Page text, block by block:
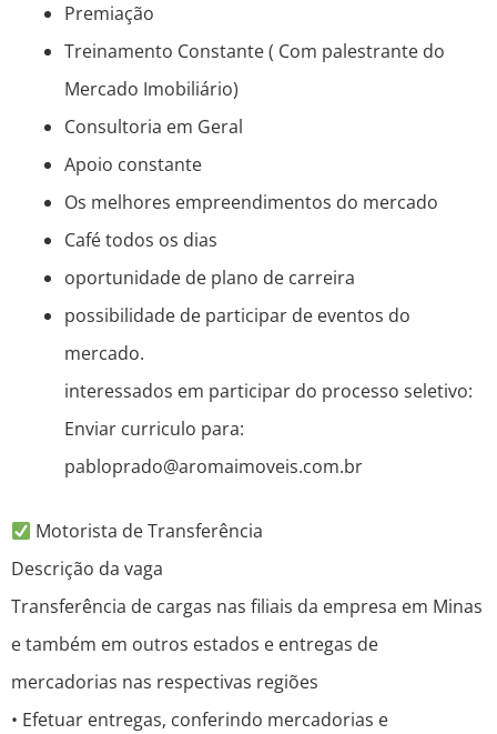
Premiação
Treinamento Constante ( Com palestrante do
Mercado Imobiliário)
Consultoria em Geral
Apoio constante
Os melhores empreendimentos do mercado
Café todos os dias
oportunidade de plano de carreira
possibilidade de participar de eventos do
mercado.
interessados em participar do processo seletivo:
Enviar curriculo para:
pabloprado@aromaimoveis.com.br
Motorista de Transferência
Descrição da vaga
Transferência de cargas nas filiais da empresa em Minas
e também em outros estados e entregas de
mercadorias nas respectivas regiões
• Efetuar entregas, conferindo mercadorias e